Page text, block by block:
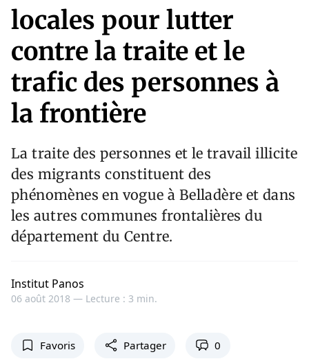
locales pour lutter
contre la traite et le
trafic des personnes à
la frontière
La traite des personnes et le travail illicite
des migrants constituent des
phénomènes en vogue à Belladère et dans
les autres communes frontalières du
département du Centre.
Institut Panos
06 août 2018 — Lecture : 3 min.
Favoris Partager 0